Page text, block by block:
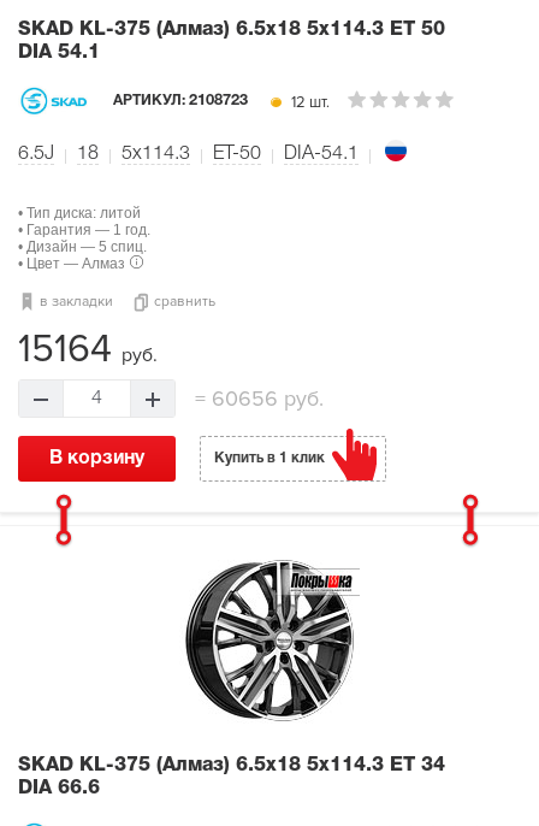
SKAD KL-375 (Алмаз) 6.5x18 5x114.3 ET 50
DIA 54.1
АРТИКУЛ:2108723 12 шт.
6.5J 18 5x114.3 ET-50 DIA-54.1
• Тип диска: литой
• Гарантия — 1 год.
• Дизайн — 5 спиц.
• Цвет — Алмаз
в закладки сравнить
15164 руб.
4 = 60656 руб.
В корзину Купить в 1 клик
SKAD KL-375 (Алмаз) 6.5x18 5x114.3 ET 34
DIA 66.6